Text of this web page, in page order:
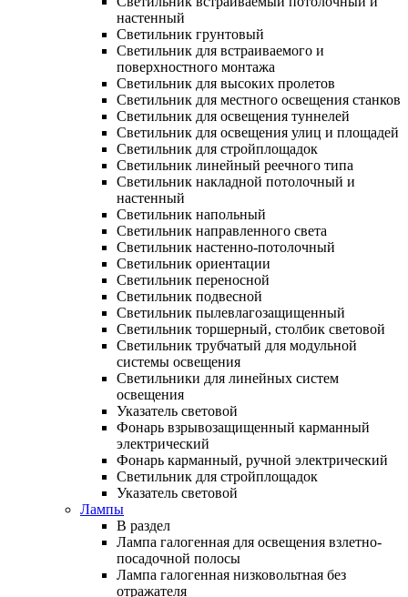
настенный
Светильник грунтовый
Светильник для встраиваемого и
поверхностного монтажа
Светильник для высоких пролетов
Светильник для местного освещения станков
Светильник для освещения туннелей
Светильник для освещения улиц и площадей
Светильник для стройплощадок
Светильник линейный реечного типа
Светильник накладной потолочный и
настенный
Светильник напольный
Светильник направленного света
Светильник настенно-потолочный
Светильник ориентации
Светильник переносной
Светильник подвесной
Светильник пылевлагозащищенный
Светильник торшерный, столбик световой
Светильник трубчатый для модульной
системы освещения
Светильники для линейных систем
освещения
Указатель световой
Фонарь взрывозащищенный карманный
электрический
Фонарь карманный, ручной электрический
Светильник для стройплощадок
Указатель световой
Лампы
В раздел
Лампа галогенная для освещения взлетно-
посадочной полосы
Лампа галогенная низковольтная без
отражателя